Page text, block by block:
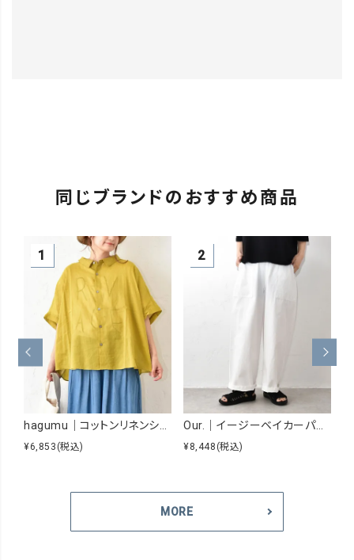
同じブランドのおすすめ商品
hagumu｜コットンリネンシアーシャツ [[hag-229]][C]
¥6,853 (税込)
Our.｜イージーベイカーパンツ [[Our-026]][C]
¥8,448 (税込)
MORE